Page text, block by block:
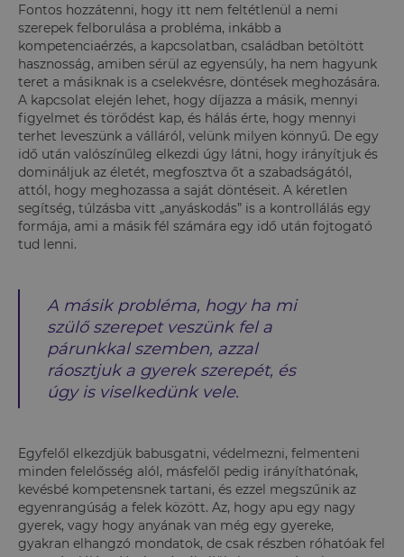
Fontos hozzátenni, hogy itt nem feltétlenül a nemi
szerepek felborulása a probléma, inkább a
kompetenciaérzés, a kapcsolatban, családban betöltött
hasznosság, amiben sérül az egyensúly, ha nem hagyunk
teret a másiknak is a cselekvésre, döntések meghozására.
A kapcsolat elején lehet, hogy díjazza a másik, mennyi
figyelmet és törődést kap, és hálás érte, hogy mennyi
terhet leveszünk a válláról, velünk milyen könnyű. De egy
idő után valószínűleg elkezdi úgy látni, hogy irányítjuk és
domináljuk az életét, megfosztva őt a szabadságától,
attól, hogy meghozassa a saját döntéseit. A kéretlen
segítség, túlzásba vitt „anyáskodás” is a kontrollálás egy
formája, ami a másik fél számára egy idő után fojtogató
tud lenni.
A másik probléma, hogy ha mi
szülő szerepet veszünk fel a
párunkkal szemben, azzal
ráosztjuk a gyerek szerepét, és
úgy is viselkedünk vele.
Egyfelől elkezdjük babusgatni, védelmezni, felmenteni
minden felelősség alól, másfelől pedig irányíthatónak,
kevésbé kompetensnek tartani, és ezzel megszűnik az
egyenrangúság a felek között. Az, hogy apu egy nagy
gyerek, vagy hogy anyának van még egy gyereke,
gyakran elhangzó mondatok, de csak részben róhatóak fel